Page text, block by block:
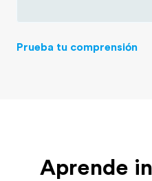
Prueba tu comprensión
Aprende